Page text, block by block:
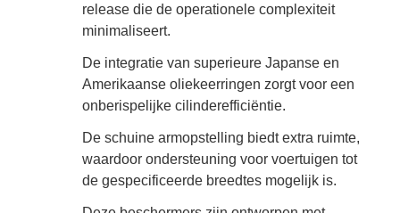
release die de operationele complexiteit
minimaliseert.
De integratie van superieure Japanse en
Amerikaanse oliekeerringen zorgt voor een
onberispelijke cilinderefficiëntie.
De schuine armopstelling biedt extra ruimte,
waardoor ondersteuning voor voertuigen tot
de gespecificeerde breedtes mogelijk is.